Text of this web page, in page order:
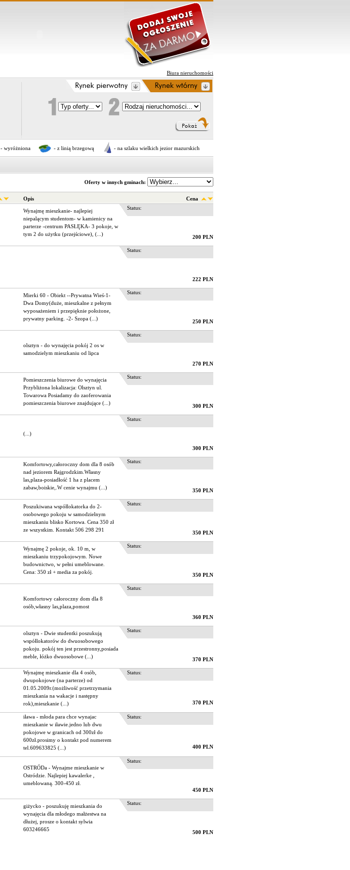
Biura nieruchomości
- wyróżniona - z linią brzegową - na szlaku wielkich jezior mazurskich
Oferty w innych gminach:
Opis Cena
Wynajmę mieszkanie- najlepiej
niepalącym studentom- w kamienicy na
parterze -centrum PASŁĘKA- 3 pokoje, w
tym 2 do użytku (przejściowe), (...)
Status:
200 PLN
Status:
222 PLN
Mierki 60 - Obiekt --Prywatna Wieś-1-
Dwa Domy(duże, mieszkalne z pełnym
wyposażeniem i przepięknie położone,
prywatny parking. -2- Szopa (...)
Status:
250 PLN
olsztyn - do wynajęcia pokój 2 os w
samodzielym mieszkaniu od lipca
Status:
270 PLN
Pomieszczenia biurowe do wynajęcia
Przybliżona lokalizacja: Olsztyn ul.
Towarowa Posiadamy do zaoferowania
pomieszczenia biurowe znajdujące (...)
Status:
300 PLN
(...)
Status:
300 PLN
Komfortowy,całoroczny dom dla 8 osób
nad jeziorem Rajgrodzkim.Własny
las,plaza-posiadłość 1 ha z placem
zabaw,boiskie,.W cenie wynajmu (...)
Status:
350 PLN
Poszukiwana współlokatorka do 2-
osobowego pokoju w samodzielnym
mieszkaniu blisko Kortowa. Cena 350 zł
ze wszystkim. Kontakt 506 298 291
Status:
350 PLN
Wynajmę 2 pokoje, ok. 10 m, w
mieszkaniu trzypokojowym. Nowe
budownictwo, w pełni umeblowane.
Cena: 350 zł + media za pokój.
Status:
350 PLN
Komfortowy całoroczny dom dla 8
osób,własny las,plaza,pomost
Status:
360 PLN
olsztyn - Dwie studentki poszukują
współlokatorów do dwuosobowego
pokoju. pokój ten jest przestronny,posiada
meble, łóżko dwuosobowe (...)
Status:
370 PLN
Wynajmę mieszkanie dla 4 osób,
dwupokojowe (na parterze) od
01.05.2009r.(możliwość przetrzymania
mieszkania na wakacje i następny
rok),mieszkanie (...)
Status:
370 PLN
iława - młoda para chce wynajac
mieszkanie w iławie.jedno lub dwu
pokojowe w granicach od 300zł do
600zł.prosimy o kontakt pod numerem
tel.609633825 (...)
Status:
400 PLN
OSTRÓDa - Wynajme mieszkanie w
Ostródzie. Najlepiej kawalerke ,
umeblowaną. 300-450 zł.
Status:
450 PLN
giżycko - poszukuję mieszkania do
wynajęcia dla młodego małżestwa na
dłużej, prosze o kontakt sylwia
603246665
Status:
500 PLN